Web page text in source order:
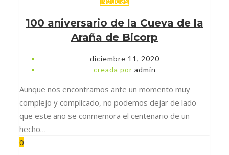
100 aniversario de la Cueva de la
Araña de Bicorp
diciembre 11, 2020
creada por admin
Aunque nos encontramos ante un momento muy
complejo y complicado, no podemos dejar de lado
que este año se conmemora el centenario de un
hecho…
0